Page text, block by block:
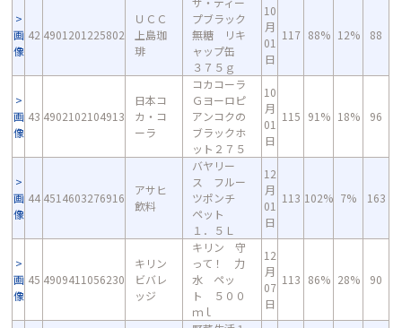
画
像
42 4901201225802
ＵＣＣ
上島珈
琲
プブラック
無糖 リキ
ャップ缶
３７５ｇ
10
月
01
日
117 88% 12% 88
画
像
43 4902102104913
日本コ
カ・コ
ーラ
コカコーラ
Ｇヨーロピ
アンコクの
ブラックホ
ット２７５
10
月
01
日
115 91% 18% 96
画
像
44 4514603276916
アサヒ
飲料
バヤリー
ス フルー
ツポンチ
ペット
１．５Ｌ
12
月
01
日
113 102% 7% 163
画
像
45 4909411056230
キリン
ビバレ
ッジ
キリン 守
って！ 力
水 ペッ
ト ５００
ｍｌ
12
月
07
日
113 86% 28% 90